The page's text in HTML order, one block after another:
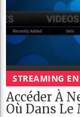
STREAMING
Accéder À
Où Dans Le